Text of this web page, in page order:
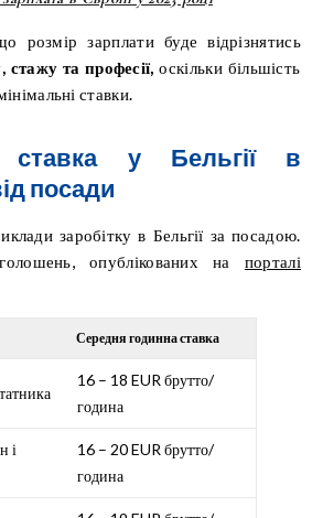
розмір зарплати буде відрізнятись
стажу та професії, оскільки більшість
ставки.
ставка у Бельгії в
посади
заробітку в Бельгії за посадою.
опублікованих на порталі
Середня годинна ставка
16 – 18 EUR брутто/
година
і
16 – 20 EUR брутто/
година